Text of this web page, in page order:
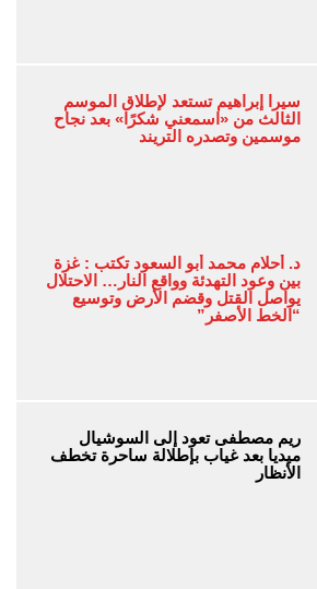
سيرا إبراهيم تستعد لإطلاق الموسم
الثالث من «اسمعني شكرًا» بعد نجاح
موسمين وتصدره التريند
د. أحلام محمد أبو السعود تكتب : غزة
بين وعود التهدئة وواقع النار… الاحتلال
يواصل القتل وقضم الأرض وتوسيع
“الخط الأصفر”
ريم مصطفى تعود إلى السوشيال
ميديا بعد غياب بإطلالة ساحرة تخطف
الأنظار